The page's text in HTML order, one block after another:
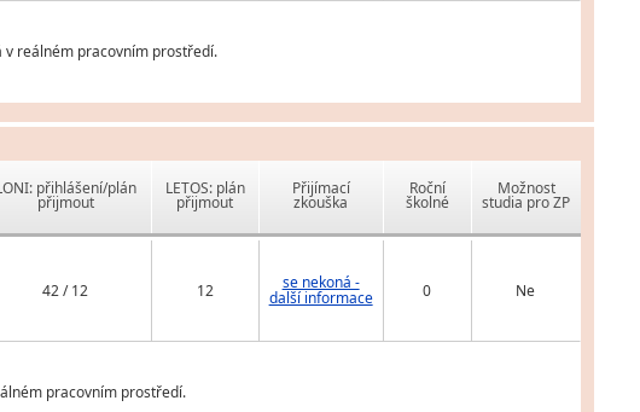
v reálném pracovním prostředí.
přihlášení/plán
přijmout
LETOS: plán
přijmout
Přijímací
zkouška
Roční
školné
Možnost
studia pro ZP
42 / 12 12 se nekoná -
další informace 0 Ne
pracovním prostředí.